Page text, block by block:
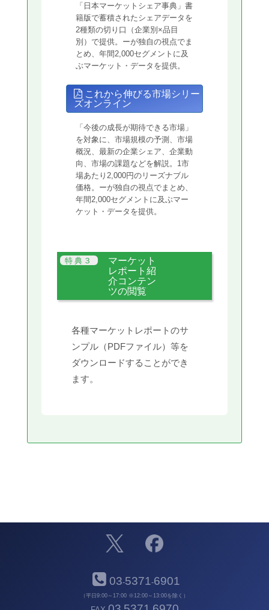
「日本マーケットシェア事典」書
籍版で蓄積されたシェアデータを
2種類の切り口（企業別×品目
別）で提供。ーが独自の視点でま
とめ、年間2,000セグメントに及
ぶマーケット・データを提供。
これから伸びる市場シリー
ズオンライン
「今後の成長が期待できる市場」
を対象に、市場規模の予測、市場
概況、最新の企業シェア、企業動
向、市場の課題などを解説。1市
場あたり2,000円のリーズナブル
価格。ーが独自の視点でまとめ、
年間2,000セグメントに及ぶマー
ケット・データを提供。
マーケット
レポート紹
介コンテン
ツの閲覧
各種マーケットレポートのサ
ンプル（PDFファイル）等を
ダウンロードすることができ
ます。
03-5371-6901
（平日9:00～17:00 ※12:00～13:00を除く）